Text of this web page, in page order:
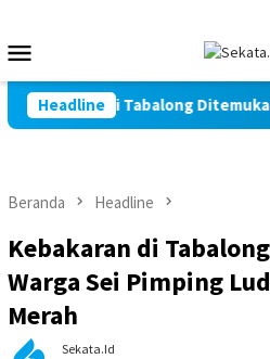
konten
Mobile
Headline
Marindi Tabalong Ditemukan
Beranda Headline
Kebakaran di
Warga Sei Pimping
Merah
Sekata.id